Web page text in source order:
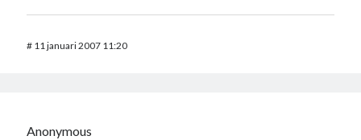
# 11 januari 2007 11:20
Anonymous